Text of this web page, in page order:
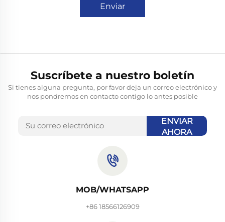
Enviar
Suscríbete a nuestro boletín
Si tienes alguna pregunta, por favor deja un correo electrónico y
nos pondremos en contacto contigo lo antes posible
ENVIAR
AHORA
MOB/WHATSAPP
+86 18566126909